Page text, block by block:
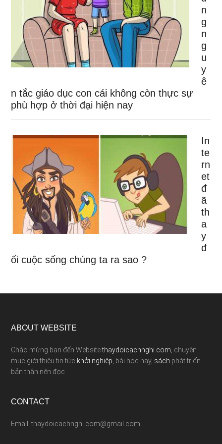
n
g
n
g
u
y
ê
n tắc giáo dục con cái không còn thực sự
phù hợp ở thời đại hiện nay
In
te
rn
et
đ
ã
th
a
y
đ
ổi cuộc sống chúng ta ra sao ?
ABOUT WEBSITE
Chào mừng bạn đến Websitethaydoicachnghi.com , chuyên
mục giới thiệu tin tức khởi nghiệp , bài học hay, sách phát triển
bản thân nên đọc
CONTACT
Email: thaydoicachnghi.com@gmail.com